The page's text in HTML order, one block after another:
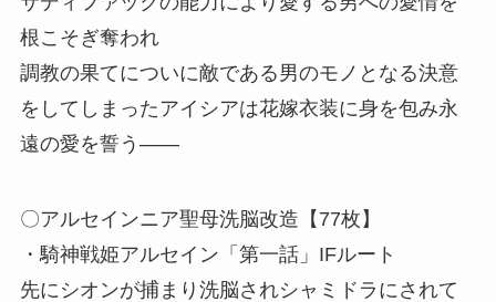
根こそぎ奪われ
調教の果てについに敵である男のモノとなる決意
をしてしまったアイシアは花嫁衣装に身を包み永
遠の愛を誓う――
〇アルセインニア聖母洗脳改造【77枚】
・騎神戦姫アルセイン「第一話」IFルート
先にシオンが捕まり洗脳されシャミドラにされて